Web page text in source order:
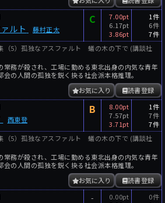
ルト 藤村正太
C
7.00pt
6.17pt
3.86pt
1件
6件
7件
（5）孤独なアスファルト 蟻の木の下で (講談社
常務が殺され、工場に勤める東北出身の内気な青年
会の人間の孤独を鋭く抉る社会派本格推理。
読書登録
お気に入り
西東登
B
8.00pt
7.57pt
3.71pt
1件
7件
7件
（5）孤独なアスファルト 蟻の木の下で (講談社
常務が殺され、工場に勤める東北出身の内気な青年
会の人間の孤独を鋭く抉る社会派本格推理。
読書登録
お気に入り
-
0.00pt
0件